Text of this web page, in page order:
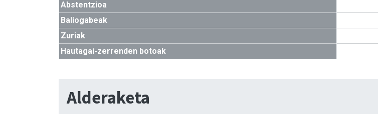
Abstentzioa
Baliogabeak
Zuriak
Hautagai-zerrenden botoak
Alderaketa